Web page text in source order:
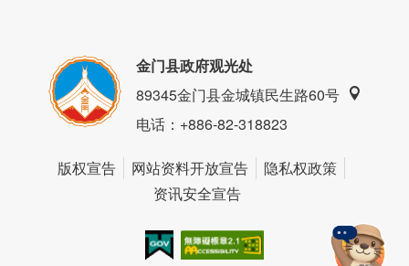
金门县政府观光处
89345金门县金城镇民生路60号
电话：+886-82-318823
版权宣告 网站资料开放宣告
隐私权政策
资讯安全宣告